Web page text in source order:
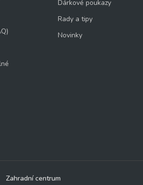
Dárkové poukazy
Rady a tipy
Novinky
Zahradní centrum